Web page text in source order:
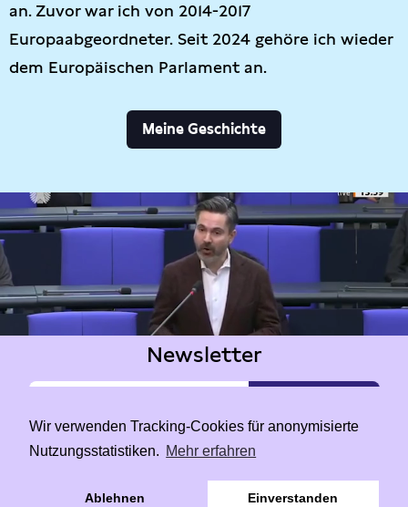
Wir verwenden Tracking-Cookies für anonymisierte
Nutzungsstatistiken. Mehr erfahren
Ablehnen Einverstanden
an. Zuvor war ich von 2014-2017
Europaabgeordneter. Seit 2024 gehöre ich wieder
dem Europäischen Parlament an.
Meine Geschichte
Newsletter